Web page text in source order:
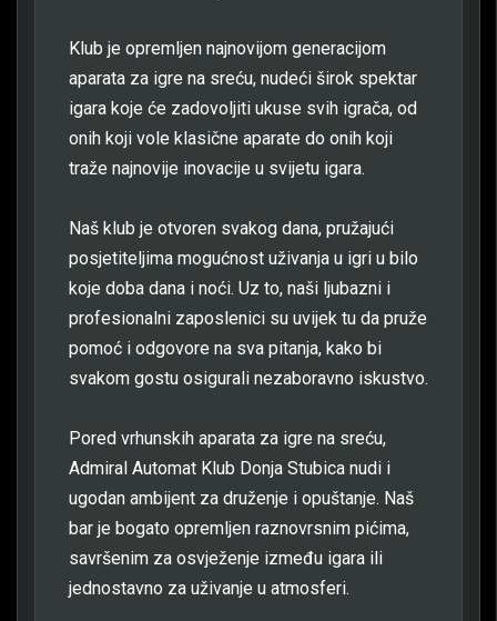
Klub je opremljen najnovijom generacijom
aparata za igre na sreću, nudeći širok spektar
igara koje će zadovoljiti ukuse svih igrača, od
onih koji vole klasične aparate do onih koji
traže najnovije inovacije u svijetu igara.
Naš klub je otvoren svakog dana, pružajući
posjetiteljima mogućnost uživanja u igri u bilo
koje doba dana i noći. Uz to, naši ljubazni i
profesionalni zaposlenici su uvijek tu da pruže
pomoć i odgovore na sva pitanja, kako bi
svakom gostu osigurali nezaboravno iskustvo.
Pored vrhunskih aparata za igre na sreću,
Admiral Automat Klub Donja Stubica nudi i
ugodan ambijent za druženje i opuštanje. Naš
bar je bogato opremljen raznovrsnim pićima,
savršenim za osvježenje između igara ili
jednostavno za uživanje u atmosferi.